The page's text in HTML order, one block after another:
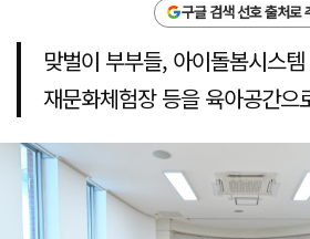
구글 검색 선호 출처로
맞벌이 부부들, 아이돌봄시스
재문화체험장 등을 육아공간으